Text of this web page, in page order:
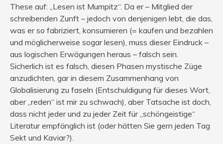
These auf: „Lesen ist Mumpitz“. Da er – Mitglied der
schreibenden Zunft – jedoch von denjenigen lebt, die das,
was er so fabriziert, konsumieren (= kaufen und bezahlen
und möglicherweise sogar lesen), muss dieser Eindruck –
aus logischen Erwägungen heraus – falsch sein.
Sicherlich ist es falsch, diesen Phasen mystische Züge
anzudichten, gar in diesem Zusammenhang von
Globalisierung zu faseln (Entschuldigung für dieses Wort,
aber „reden“ ist mir zu schwach), aber Tatsache ist doch,
dass nicht jeder und zu jeder Zeit für „schöngeistige“
Literatur empfänglich ist (oder hätten Sie gern jeden Tag
Sekt und Kaviar?).